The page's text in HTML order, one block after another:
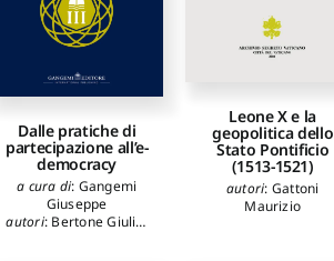
Dalle pratiche di
partecipazione all’e-
democracy
a cura di: Gangemi
Giuseppe
autori: Bertone Giulia,
Leone X e la
geopolitica dello
Stato Pontificio
(1513-1521)
autori: Gattoni
Maurizio